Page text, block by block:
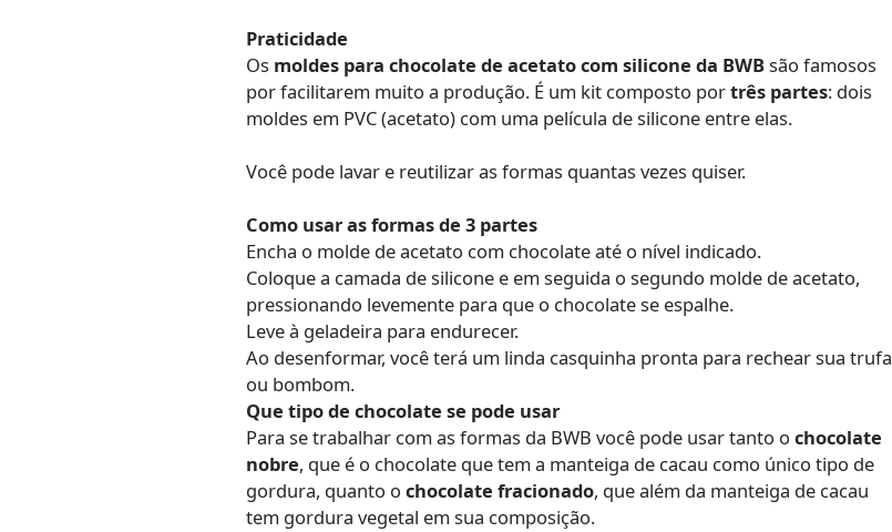
Praticidade
Os moldes para chocolate de acetato com silicone da BWBsão famosos
por facilitarem muito a produção. É um kit composto portrês partes: dois
moldes em PVC (acetato) com uma película de silicone entre elas.
Você pode lavar e reutilizar as formas quantas vezes quiser.
Como usar as formas de 3 partes
Encha o molde de acetato com chocolate até o nível indicado.
Coloque a camada de silicone e em seguida o segundo molde de acetato,
pressionando levemente para que o chocolate se espalhe.
Leve à geladeira para endurecer.
Ao desenformar, você terá um linda casquinha pronta para rechear sua trufa
ou bombom.
Que tipo de chocolate se pode usar
Para se trabalhar com as formas da BWB você pode usar tanto ochocolate
nobre, que é o chocolate que tem a manteiga de cacau como único tipo de
gordura, quanto ochocolate fracionado, que além da manteiga de cacau
tem gordura vegetal em sua composição.